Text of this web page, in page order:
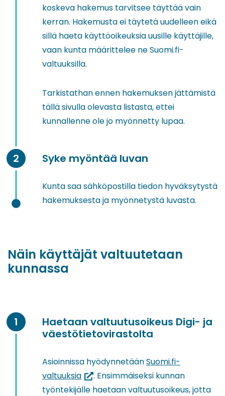
koskeva hakemus tarvitsee täyttää vain
kerran. Hakemusta ei täytetä uudelleen eikä
sillä haeta käyttöoikeuksia uusille käyttäjille,
vaan kunta määrittelee ne Suomi.fi-
valtuuksilla.
Tarkistathan ennen hakemuksen jättämistä
tällä sivulla olevasta listasta, ettei
kunnallenne ole jo myönnetty lupaa.
Syke myöntää luvan
Kunta saa sähköpostilla tiedon hyväksytystä
hakemuksesta ja myönnetystä luvasta.
Näin käyttäjät valtuutetaan
kunnassa
Haetaan valtuutusoikeus Digi- ja
väestötietovirastolta
Asioinnissa hyödynnetäänSuomi.fi-
valtuuksia(siirryt
toiseen
. Ensimmäiseksi kunnan
työntekijälle haetaan valtuutusoikeus, jotta